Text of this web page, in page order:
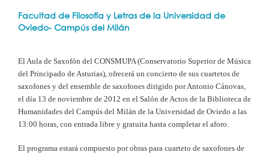
Facultad de Filosofía y Letras de la Universidad de
Oviedo- Campús del Milán
El Aula de Saxofón del CONSMUPA (Conservatorio Superior de Música
del Principado de Asturias), ofrecerá un concierto de sus cuartetos de
saxofones y del ensemble de saxofones dirigido por Antonio Cánovas,
el día 13 de noviembre de 2012 en el Salón de Actos de la Biblioteca de
Humanidades del Campús del Milán de la Universidad de Oviedo a las
13:00 horas, con entrada libre y gratuita hasta completar el aforo.
El programa estará compuesto por obras para cuarteto de saxofones de